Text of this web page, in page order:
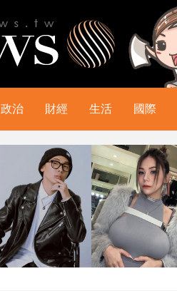
政治 財經 生活 國際